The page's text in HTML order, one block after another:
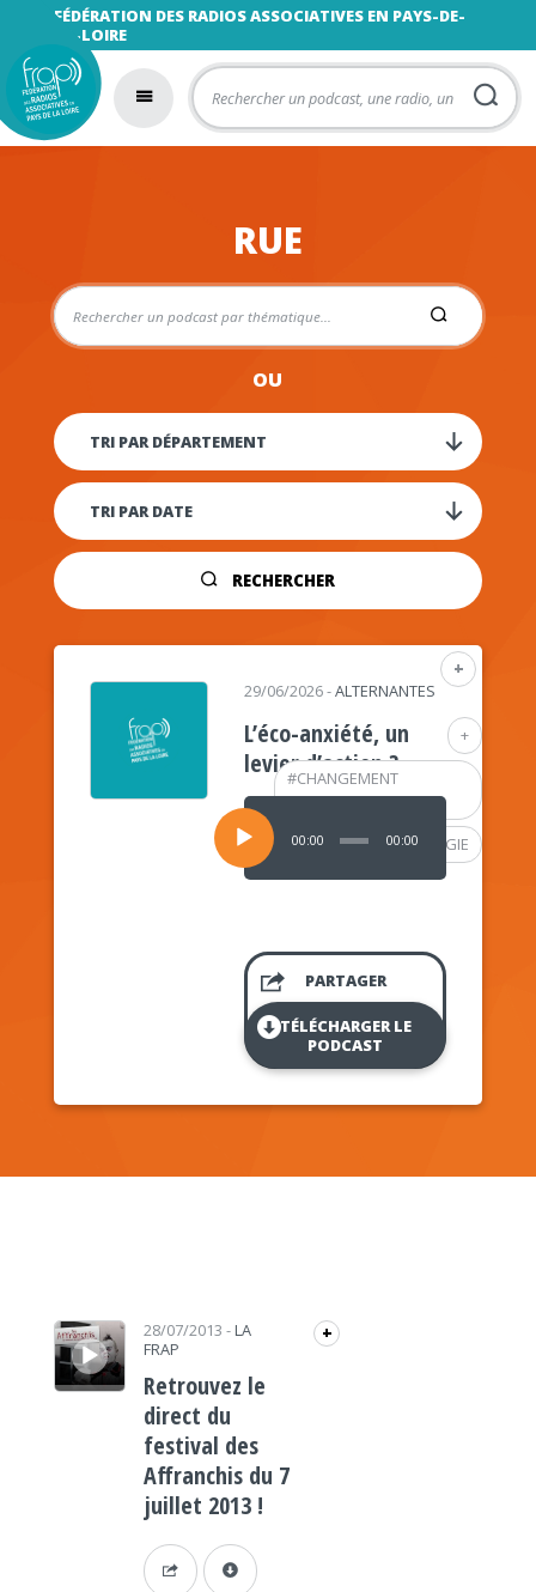
FÉDÉRATION DES RADIOS ASSOCIATIVES EN PAYS-DE-
LA-LOIRE
RUE
OU
RECHERCHER
+
+
#CHANGEMENT
CLIMATIQUE
#PSYCHOLOGIE
29/06/2026-ALTERNANTES
L’éco-anxiété, un
levier d’action ?
Lecteur
audio
00:00 00:00
PARTAGER
TÉLÉCHARGER LE
PODCAST
Lecteur audio 28/07/2013 - LA
FRAP
+
Retrouvez le
direct du
festival des
Affranchis du 7
juillet 2013 !